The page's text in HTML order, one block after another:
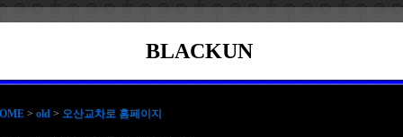
BLACKUN
> old > 오산교차로 홈페이지